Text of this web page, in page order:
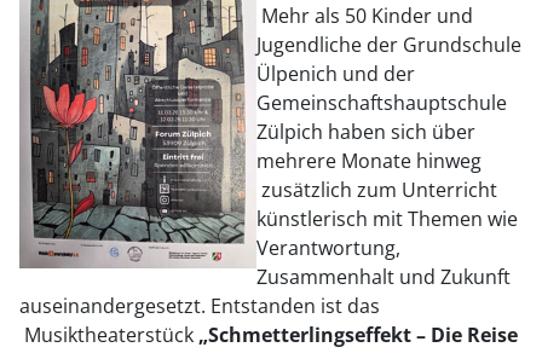
Mehr als 50 Kinder und
Jugendliche der Grundschule
Ülpenich und der
Gemeinschaftshauptschule
Zülpich haben sich über
mehrere Monate hinweg
zusätzlich zum Unterricht
künstlerisch mit Themen wie
Verantwortung,
Zusammenhalt und Zukunft
auseinandergesetzt. Entstanden ist das
Musiktheaterstück „Schmetterlingseffekt – Die Reise